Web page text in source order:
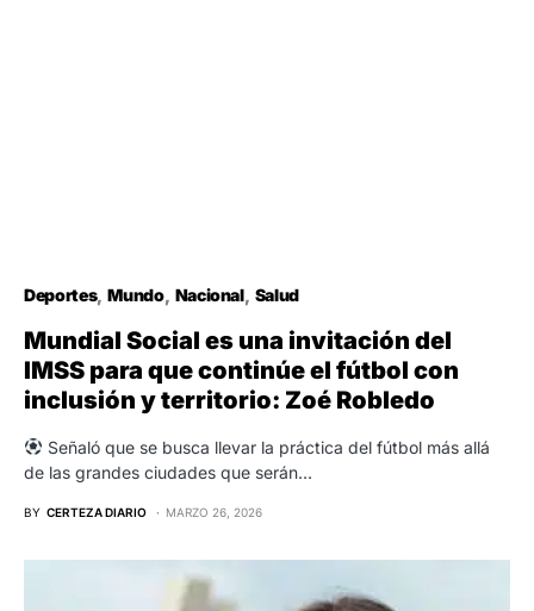
Deportes Mundo Nacional Salud
Mundial Social es una invitación del
IMSS para que continúe el fútbol con
inclusión y territorio: Zoé Robledo
Señaló que se busca llevar la práctica del fútbol más allá
de las grandes ciudades que serán…
BY CERTEZA DIARIO MARZO 26, 2026